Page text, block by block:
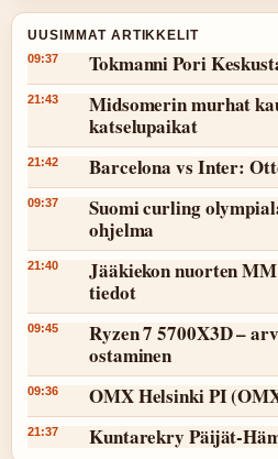
UUSIMMAT ARTIKKELIT
09:37 Tokmanni Pori
21:43
Midsomerin murhat
katselupaikat
21:42 Barcelona vs Inter:
09:37
Suomi curling
ohjelma
21:40
Jääkiekon nuorten
tiedot
09:45
Ryzen 7 5700X3D –
ostaminen
09:36 OMX Helsinki PI
21:37 Kuntarekry Päijät-